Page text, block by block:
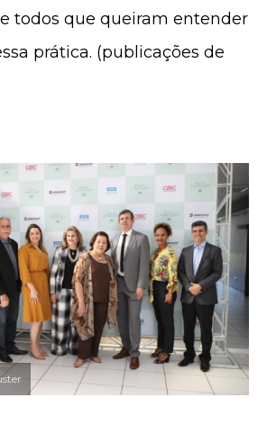
todos que queiram entender
prática. (publicações de